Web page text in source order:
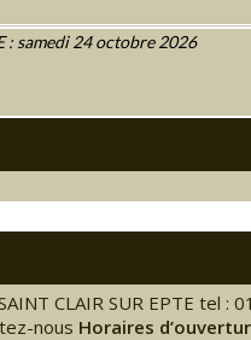
: samedi 24 octobre 2026
CLAIR SUR EPTE tel :
nous Horaires